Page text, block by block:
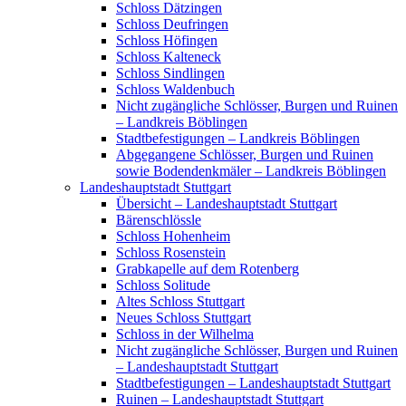
Schloss Dätzingen
Schloss Deufringen
Schloss Höfingen
Schloss Kalteneck
Schloss Sindlingen
Schloss Waldenbuch
Nicht zugängliche Schlösser, Burgen und Ruinen
– Landkreis Böblingen
Stadtbefestigungen – Landkreis Böblingen
Abgegangene Schlösser, Burgen und Ruinen
sowie Bodendenkmäler – Landkreis Böblingen
Landeshauptstadt Stuttgart
Übersicht – Landeshauptstadt Stuttgart
Bärenschlössle
Schloss Hohenheim
Schloss Rosenstein
Grabkapelle auf dem Rotenberg
Schloss Solitude
Altes Schloss Stuttgart
Neues Schloss Stuttgart
Schloss in der Wilhelma
Nicht zugängliche Schlösser, Burgen und Ruinen
– Landeshauptstadt Stuttgart
Stadtbefestigungen – Landeshauptstadt Stuttgart
Ruinen – Landeshauptstadt Stuttgart